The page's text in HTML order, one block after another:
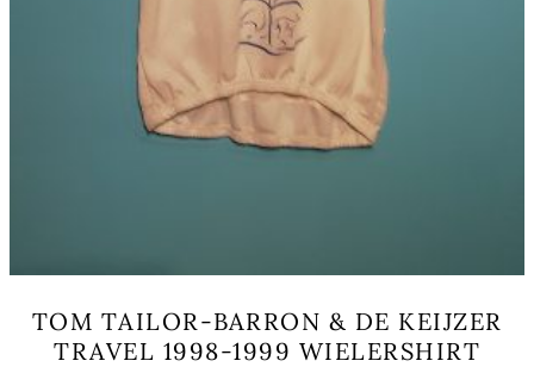
TOM TAILOR-BARRON & DE KEIJZER
TRAVEL 1998-1999 WIELERSHIRT